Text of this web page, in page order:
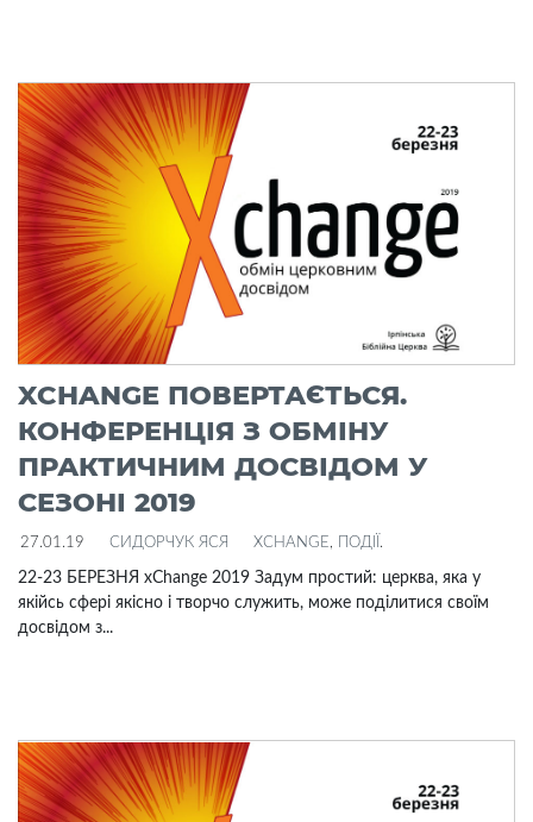
XCHANGE ПОВЕРТАЄТЬСЯ.
КОНФЕРЕНЦІЯ З ОБМІНУ
ПРАКТИЧНИМ ДОСВІДОМ У
СЕЗОНІ 2019
27.01.19 СИДОРЧУК ЯСЯ XCHANGE, ПОДІЇ .
22-23 БЕРЕЗНЯ xChange 2019 Задум простий: церква, яка у
якійсь сфері якісно і творчо служить, може поділитися своїм
досвідом з...